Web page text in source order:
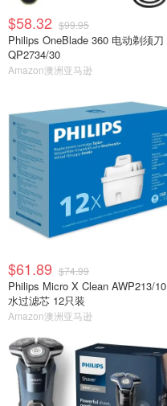
$58.32 $99.95
Philips OneBlade 360 电动剃须刀
QP2734/30
Amazon澳洲亚马逊
$61.89 $74.99
Philips Micro X Clean AWP213/10
水过滤芯 12只装
Amazon澳洲亚马逊